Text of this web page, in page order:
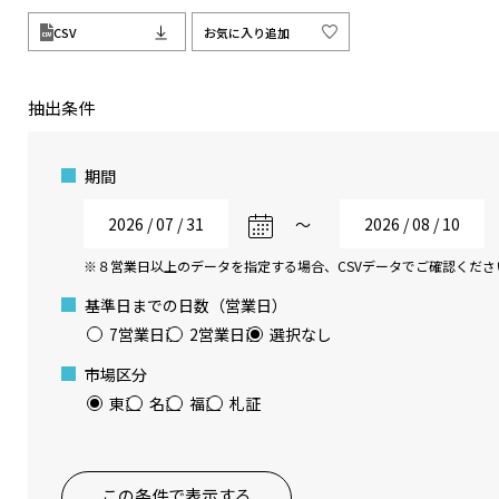
CSV お気に入り追加
抽出条件
期間
〜
※８営業日以上のデータを指定する場合、CSVデータでご確認くださ
基準日までの日数（営業日）
7営業日前 2営業日前 選択なし
市場区分
東証 名証 福証 札証